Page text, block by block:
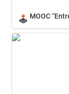
🕹️ MOOC
MOOC